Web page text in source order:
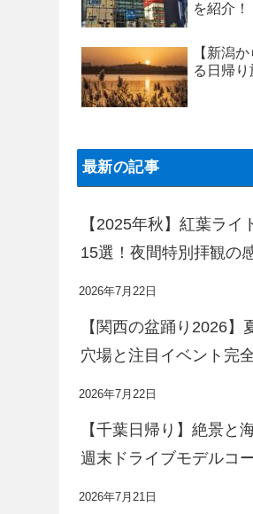
を紹介！
【新潟
る日帰
最新の記事
【2025年秋】紅葉ライ
15選！夜間特別拝観の
2026年7月22日
【関西の盆踊り2026】
穴場と注目イベント完
2026年7月22日
【千葉日帰り】絶景と
週末ドライブモデルコ
2026年7月21日